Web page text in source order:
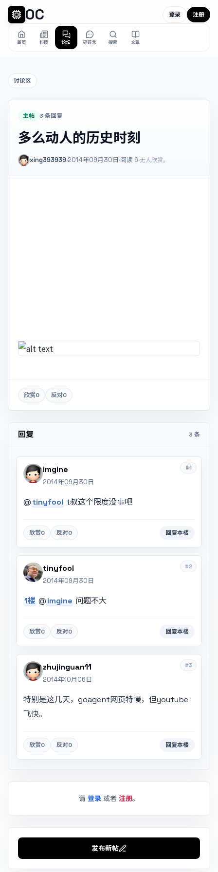
OC
首页 科技 论坛 碎碎念 搜索 文章
登录 注册
讨论区
主帖 3 条回复
多么动人的历史时刻
xing393939·2014年09月30日·阅读 6·无人欣赏。
欣赏0 反对0
回复 3 条
#1
imgine
2014年09月30日
@tinyfool t叔这个限度没事吧
欣赏0 反对0 回复本楼
#2
tinyfool
2014年09月30日
1楼 @imgine 问题不大
欣赏0 反对0 回复本楼
#3
zhujinguan11
2014年10月06日
特别是这几天，goagent网页特慢，但youtube
飞快。
欣赏0 反对0 回复本楼
请 登录 或者 注册。
发布新帖